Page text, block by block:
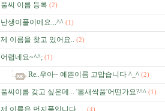
풀씨 이름 등록 (2)
난생이풀이에요...^^ (1)
제 이름을 찾고 있어요.. (2)
어렵네요~^^; (1)
Re..우아~ 예쁜이름 고맙습니다 ^_^ (2)
풀씨이름 갖고 싶은데... '봄새싹풀'어떤가요?^^ (1)
제 이름은 먼지풀입니다..... (4)